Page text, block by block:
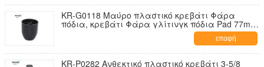
KR-G0118 Μαύρο πλαστικό κρεβάτι Φάρα
πόδια, κρεβάτι Φάρα γλίτινγκ πόδια Pad 77mm
επαφή
KR-P0282 Ανθεκτικό πλαστικό κρεβάτι 3-5/8